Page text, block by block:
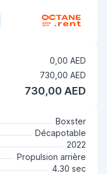
0,00 AED
730,00 AED
730,00 AED
Boxster
Décapotable
2022
Propulsion arrière
4.30 sec